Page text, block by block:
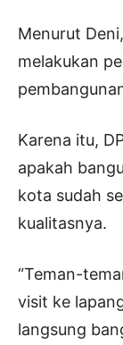
Menurut
melakukan
Karena itu,
apakah
kota sudah
kualitasnya.
“Teman-
visit ke
langsung